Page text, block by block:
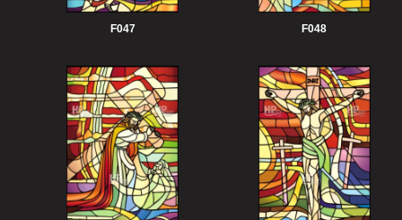
F047 F048